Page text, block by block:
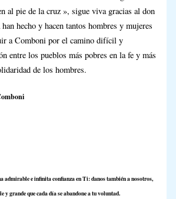
al pie de la cruz », sigue viva gracias al don
hecho y hacen tantos hombres y mujeres
a Comboni por el camino difícil y
entre los pueblos más pobres en la fe y más
de los hombres.
admirable e infinita confianza en Ti: danos también a nosotros,
y grande que cada día se abandone a tu voluntad.